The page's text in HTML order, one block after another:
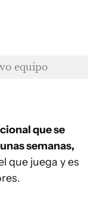
equipo
que se
semanas,
que juega y es